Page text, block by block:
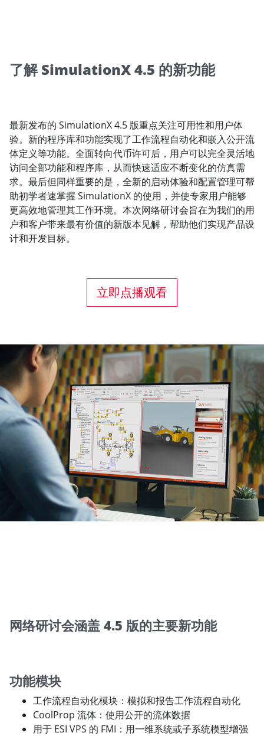
了解 SimulationX 4.5 的新功能
最新发布的 SimulationX 4.5 版重点关注可用性和用户体
验。新的程序库和功能实现了工作流程自动化和嵌入公开流
体定义等功能。全面转向代币许可后，用户可以完全灵活地
访问全部功能和程序库，从而快速适应不断变化的仿真需
求。最后但同样重要的是，全新的启动体验和配置管理可帮
助初学者速掌握 SimulationX 的使用，并使专家用户能够
更高效地管理其工作环境。本次网络研讨会旨在为我们的用
户和客户带来最有价值的新版本见解，帮助他们实现产品设
计和开发目标。
立即点播观看
网络研讨会涵盖 4.5 版的主要新功能
功能模块
工作流程自动化模块：模拟和报告工作流程自动化
CoolProp 流体：使用公开的流体数据
用于 ESI VPS 的 FMI：用一维系统或子系统模型增强